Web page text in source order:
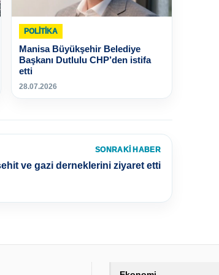
POLİTİKA
Manisa Büyükşehir Belediye
Başkanı Dutlulu CHP’den istifa
etti
28.07.2026
SONRAKI HABER
ve gazi derneklerini ziyaret etti